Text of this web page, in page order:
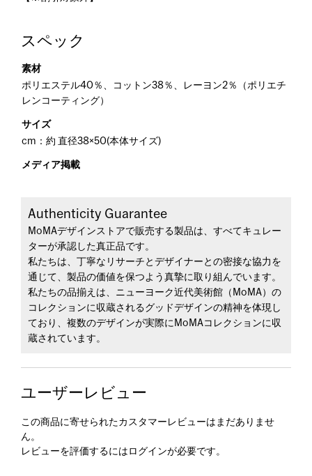
スペック
素材
ポリエステル40％、コットン38％、レーヨン2％（ポリエチ
レンコーティング）
サイズ
cm：約 直径38×50(本体サイズ)
メディア掲載
Authenticity Guarantee
MoMAデザインストアで販売する製品は、すべてキュレー
ターが承認した真正品です。
私たちは、丁寧なリサーチとデザイナーとの密接な協力を
通じて、製品の価値を保つよう真摯に取り組んでいます。
私たちの品揃えは、ニューヨーク近代美術館（MoMA）の
コレクションに収蔵されるグッドデザインの精神を体現し
ており、複数のデザインが実際にMoMAコレクションに収
蔵されています。
ユーザーレビュー
この商品に寄せられたカスタマーレビューはまだありませ
ん。
レビューを評価するには ログインが必要です。